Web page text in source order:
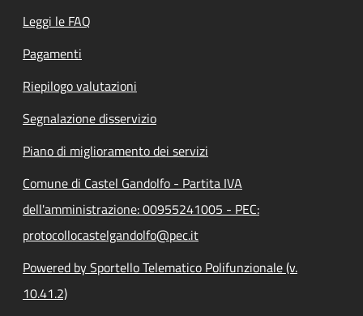
Leggi le FAQ
Pagamenti
Riepilogo valutazioni
Segnalazione disservizio
Piano di miglioramento dei servizi
Comune di Castel Gandolfo - Partita IVA
dell'amministrazione: 00955241005 - PEC:
protocollocastelgandolfo@pec.it
Powered by Sportello Telematico Polifunzionale (v.
10.41.2)